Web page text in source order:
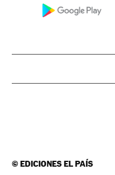
©EDICIONES EL PAÍS